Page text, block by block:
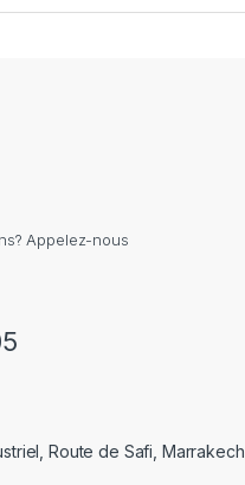
Appelez-nous
Route de Safi, Marrakech